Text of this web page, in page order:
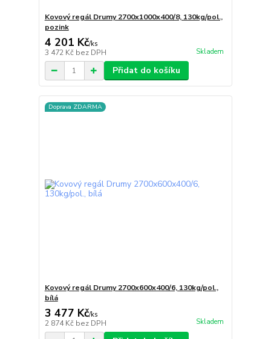
Kovový regál Drumy 2700x1000x400/8, 130kg/pol.,
pozink
4 201 Kč/ks
3 472 Kč bez DPH Skladem
Přidat do košíku
Doprava ZDARMA
Kovový regál Drumy 2700x600x400/6, 130kg/pol.,
bílá
3 477 Kč/ks
2 874 Kč bez DPH Skladem